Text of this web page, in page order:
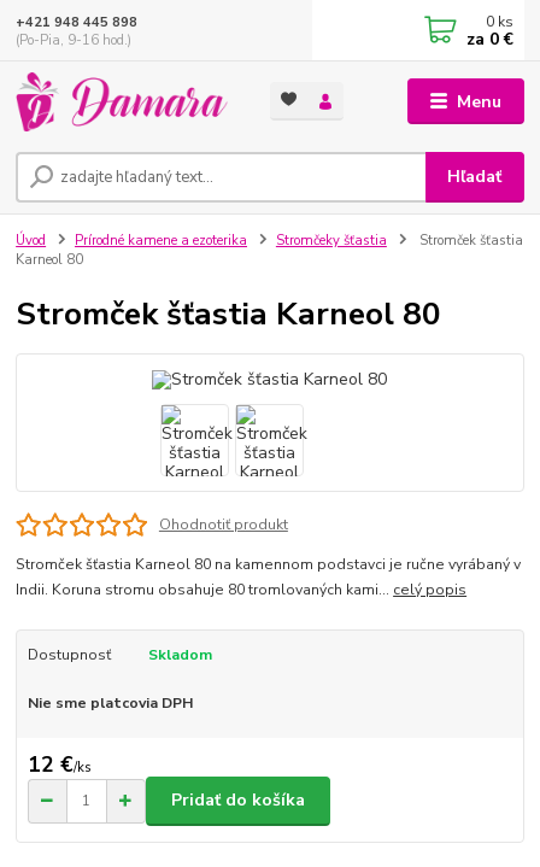
Menu
Hľadať
+421 948 445 898
(Po-Pia, 9-16 hod.)
0 ks
za 0 €
Úvod Prírodné kamene a ezoterika Stromčeky šťastia
Stromček šťastia
Karneol 80
Stromček šťastia Karneol 80
Ohodnotiť produkt
Stromček šťastia Karneol 80 na kamennom podstavci je ručne vyrábaný v
Indii. Koruna stromu obsahuje 80 tromlovaných kami... celý popis
Dostupnosť Skladom
Nie sme platcovia DPH
12 €/ks
Pridať do košíka